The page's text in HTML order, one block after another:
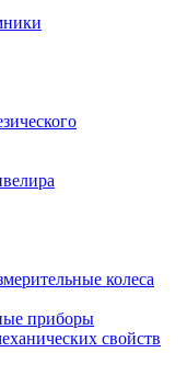
колеса
приборы
свойств